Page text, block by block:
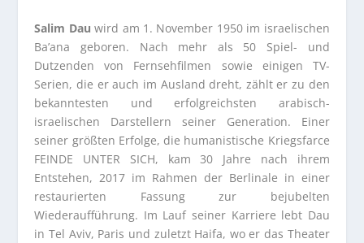
Salim Dau wird am 1. November 1950 im israelischen
Ba’ana geboren. Nach mehr als 50 Spiel- und
Dutzenden von Fernsehfilmen sowie einigen TV-
Serien, die er auch im Ausland dreht, zählt er zu den
bekanntesten und erfolgreichsten arabisch-
israelischen Darstellern seiner Generation. Einer
seiner größten Erfolge, die humanistische Kriegsfarce
FEINDE UNTER SICH, kam 30 Jahre nach ihrem
Entstehen, 2017 im Rahmen der Berlinale in einer
restaurierten Fassung zur bejubelten
Wiederaufführung. Im Lauf seiner Karriere lebt Dau
in Tel Aviv, Paris und zuletzt Haifa, wo er das Theater